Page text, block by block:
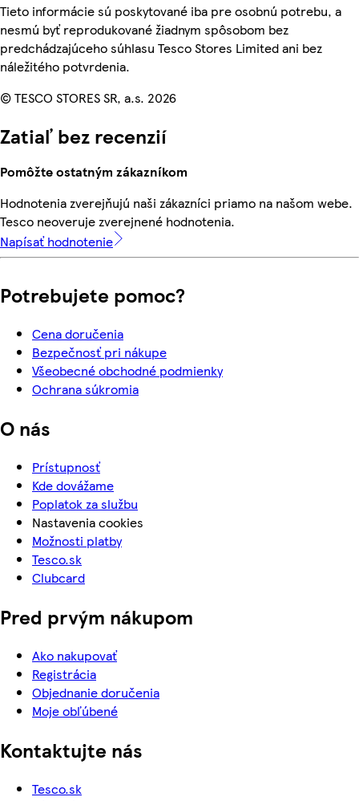
Tieto informácie sú poskytované iba pre osobnú potrebu, a
nesmú byť reprodukované žiadnym spôsobom bez
predchádzajúceho súhlasu Tesco Stores Limited ani bez
náležitého potvrdenia.
© TESCO STORES SR, a.s. 2026
Zatiaľ bez recenzií
Pomôžte ostatným zákazníkom
Hodnotenia zverejňujú naši zákazníci priamo na našom webe.
Tesco neoveruje zverejnené hodnotenia.
Napísať hodnotenie
Potrebujete pomoc?
Cena doručenia
Bezpečnosť pri nákupe
Všeobecné obchodné podmienky
Ochrana súkromia
O nás
Prístupnosť
Kde dovážame
Poplatok za službu
Nastavenia cookies
Možnosti platby
Tesco.sk
Clubcard
Pred prvým nákupom
Ako nakupovať
Registrácia
Objednanie doručenia
Moje obľúbené
Kontaktujte nás
Tesco.sk